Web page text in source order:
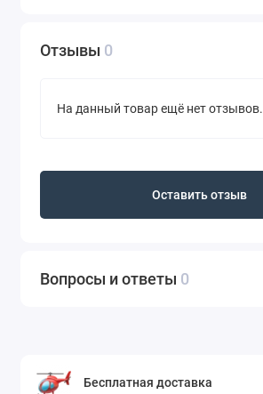
Отзывы 0
На данный товар ещё нет отзывов.
Оставить отзыв
Вопросы и ответы 0
Бесплатная доставка